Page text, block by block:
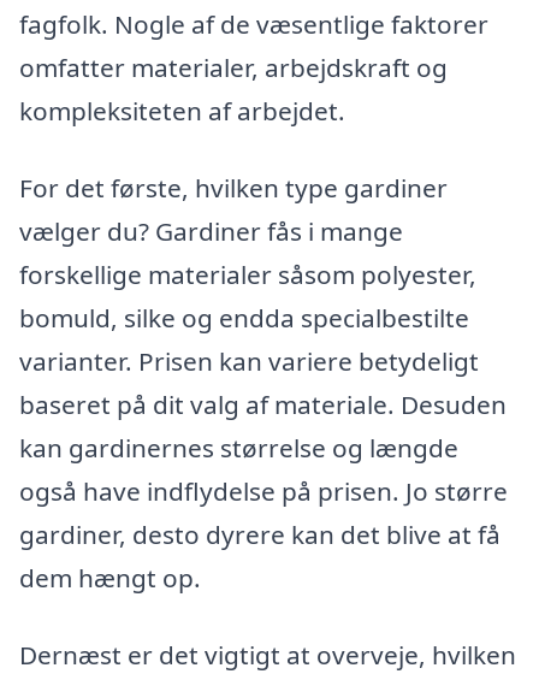
fagfolk. Nogle af de væsentlige faktorer
omfatter materialer, arbejdskraft og
kompleksiteten af arbejdet.
For det første, hvilken type gardiner
vælger du? Gardiner fås i mange
forskellige materialer såsom polyester,
bomuld, silke og endda specialbestilte
varianter. Prisen kan variere betydeligt
baseret på dit valg af materiale. Desuden
kan gardinernes størrelse og længde
også have indflydelse på prisen. Jo større
gardiner, desto dyrere kan det blive at få
dem hængt op.
Dernæst er det vigtigt at overveje, hvilken